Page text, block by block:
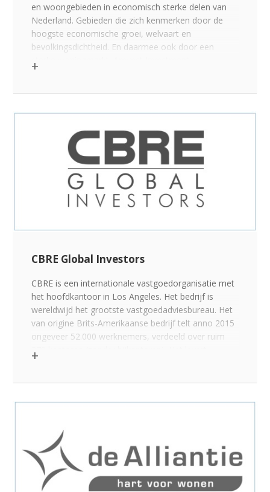
en woongebieden in economisch sterke delen van
Nederland. Gebieden die zich kenmerken door de
hoogste economische groei, welvaart en
bevolkingsdichtheid. En daarmee ook door een
management is fondsmanager van diverse
CBRE Global Investors
CBRE is een internationale vastgoedorganisatie met
het hoofdkantoor in Los Angeles. Het bedrijf is
wereldwijd het grootste vastgoedadviesbureau. Het
van origine Brits-Amerikaanse bedrijf telt anno 2015
ongeveer 52.000 werknemers, verdeeld over ruim
370 kantoren (zonder bijkantoren). Het levert
adviesdiensten aan eigenaren, investeerders en